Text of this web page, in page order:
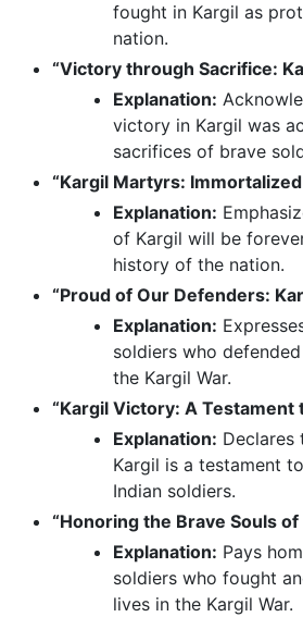
fought in Kargil as
nation.
“Victory through Sacrifice:
Explanation:
victory in Kargil was
sacrifices of brave
“Kargil Martyrs:
Explanation:
of Kargil will be
history of the nation.
“Proud of Our Defenders:
Explanation:
soldiers who
the Kargil War.
“Kargil Victory: A Testament
Explanation:
Kargil is a testament
Indian soldiers.
“Honoring the Brave Souls of
Explanation: Pays
soldiers who fought
lives in the Kargil War.